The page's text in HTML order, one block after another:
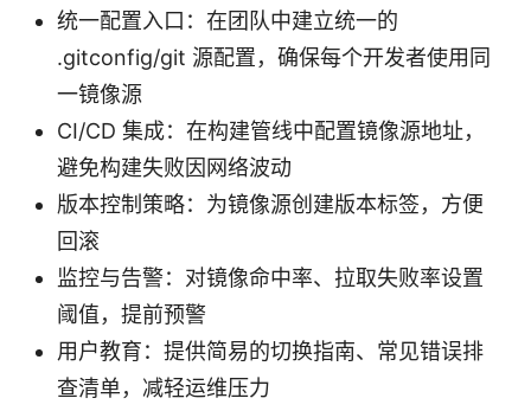
统一配置入口：在团队中建立统一的
.gitconfig/git 源配置，确保每个开发者使用同
一镜像源
CI/CD 集成：在构建管线中配置镜像源地址，
避免构建失败因网络波动
版本控制策略：为镜像源创建版本标签，方便
回滚
监控与告警：对镜像命中率、拉取失败率设置
阈值，提前预警
用户教育：提供简易的切换指南、常见错误排
查清单，减轻运维压力